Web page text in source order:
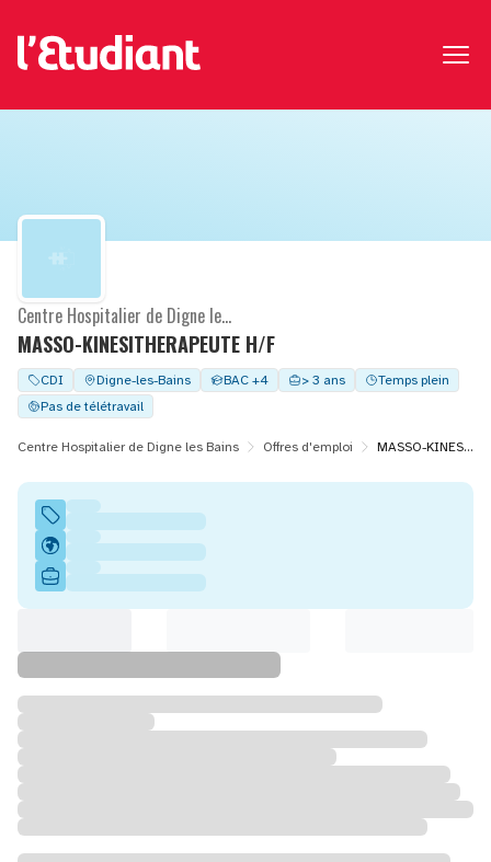
MASSO-KINESITHERAPEUTE H/F
Centre Hospitalier de Digne les Bains
CDI Digne-les-Bains BAC +4 > 3 ans
Temps plein
Pas de télétravail
Centre Hospitalier de Digne les Bains Offres d'emploi MASSO-KINESITHERAPEUTE H/F